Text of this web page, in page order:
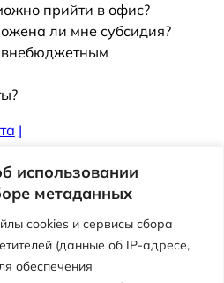
использовании
метаданных
cookies и сервисы сбора
(данные об IP-адресе,
обеспечения
прийти в офис?
ли мне субсидия?
внебюджетным
|